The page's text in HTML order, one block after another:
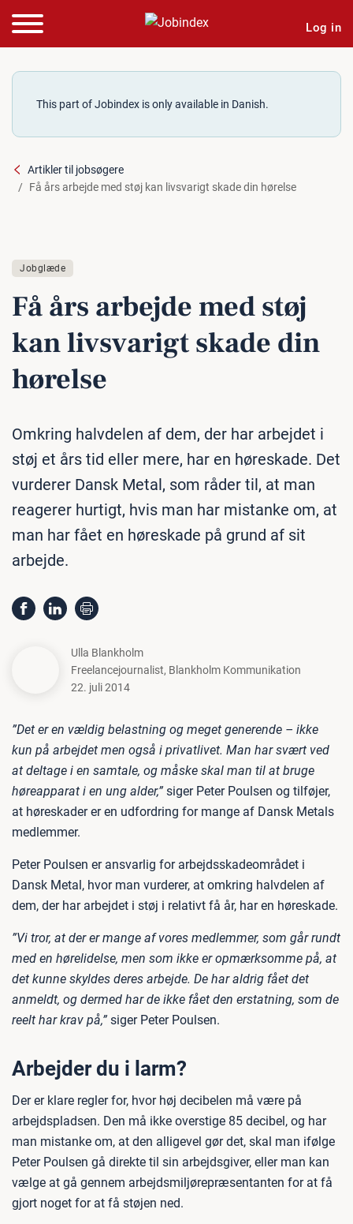
Log in
This part of Jobindex is only available in Danish.
Artikler til jobsøgere
Få års arbejde med støj kan livsvarigt skade din hørelse
Jobglæde
Få års arbejde med støj
kan livsva­rigt skade din
hørelse
Omkring halvdelen af dem, der har arbejdet i
støj et års tid eller mere, har en høreskade. Det
vurderer Dansk Metal, som råder til, at man
reagerer hurtigt, hvis man har mistanke om, at
man har fået en høreskade på grund af sit
arbejde.
Ulla Blankholm
Freelancejournalist, Blankholm Kommunikation
22. juli 2014
”Det er en vældig belastning og meget generende – ikke
kun på arbejdet men også i privatlivet. Man har svært ved
at deltage i en samtale, og måske skal man til at bruge
høreapparat i en ung alder,” siger Peter Poulsen og tilføjer,
at høreskader er en udfordring for mange af Dansk Metals
medlemmer.
Peter Poulsen er ansvarlig for arbejdsskadeområdet i
Dansk Metal, hvor man vurderer, at omkring halvdelen af
dem, der har arbejdet i støj i relativt få år, har en høreskade.
”Vi tror, at der er mange af vores medlemmer, som går rundt
med en hørelidelse, men som ikke er opmærksomme på, at
det kunne skyldes deres arbejde. De har aldrig fået det
anmeldt, og dermed har de ikke fået den erstatning, som de
reelt har krav på,” siger Peter Poulsen.
Arbejder du i larm?
Der er klare regler for, hvor høj decibelen må være på
arbejdspladsen. Den må ikke overstige 85 decibel, og har
man mistanke om, at den alligevel gør det, skal man ifølge
Peter Poulsen gå direkte til sin arbejdsgiver, eller man kan
vælge at gå gennem arbejdsmiljørepræsentanten for at få
gjort noget for at få støjen ned.